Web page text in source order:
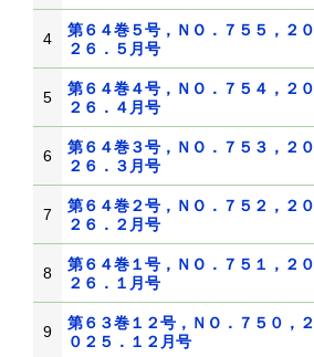
4
第６４巻５号，ＮＯ．７５５，２０
２６．５月号
5
第６４巻４号，ＮＯ．７５４，２０
２６．４月号
6
第６４巻３号，ＮＯ．７５３，２０
２６．３月号
7
第６４巻２号，ＮＯ．７５２，２０
２６．２月号
8
第６４巻１号，ＮＯ．７５１，２０
２６．１月号
9
第６３巻１２号，ＮＯ．７５０，２
０２５．１２月号